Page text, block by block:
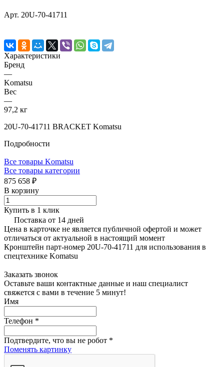
Арт. 20U-70-41711
Характеристики
Бренд
—
Komatsu
Вес
—
97,2 кг
20U-70-41711 BRACKET Komatsu
Подробности
Все товары Komatsu
Все товары категории
875 658 ₽
В корзину
Купить в 1 клик
Поставка от 14 дней
Цена в карточке не является публичной офертой и может
отличаться от актуальной в настоящий момент
Кронштейн парт-номер 20U-70-41711 для использования в
спецтехнике Komatsu
Заказать звонок
Оставьте ваши контактные данные и наш специалист
свяжется с вами в течение 5 минут!
Имя
Телефон *
Подтвердите, что вы не робот *
Поменять картинку